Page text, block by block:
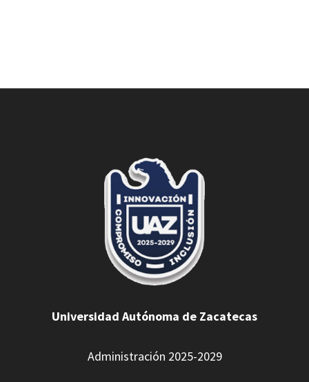
Universidad Autónoma de Zacatecas
Administración 2025-2029